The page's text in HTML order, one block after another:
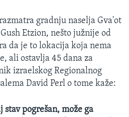
gradnju naselja Gva'ot
Etzion, nešto južnije od
da je to lokacija koja nema
ali ostavlja 45 dana za
izraelskog Regionalnog
David Perl o tome kaže:
pogrešan, može ga